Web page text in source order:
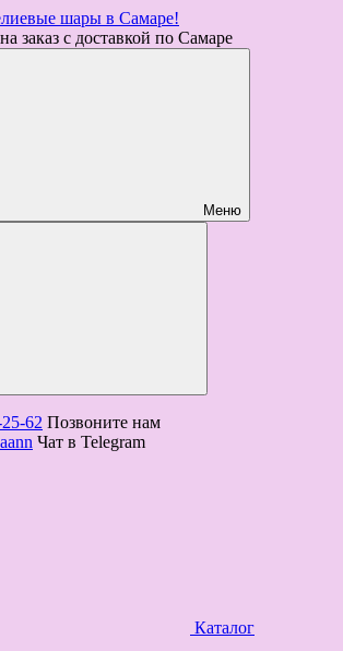
заказ с доставкой по Самаре
Меню
62 Позвоните нам
Чат в Telegram
Каталог